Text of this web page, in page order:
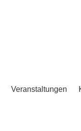
Veranstaltungen